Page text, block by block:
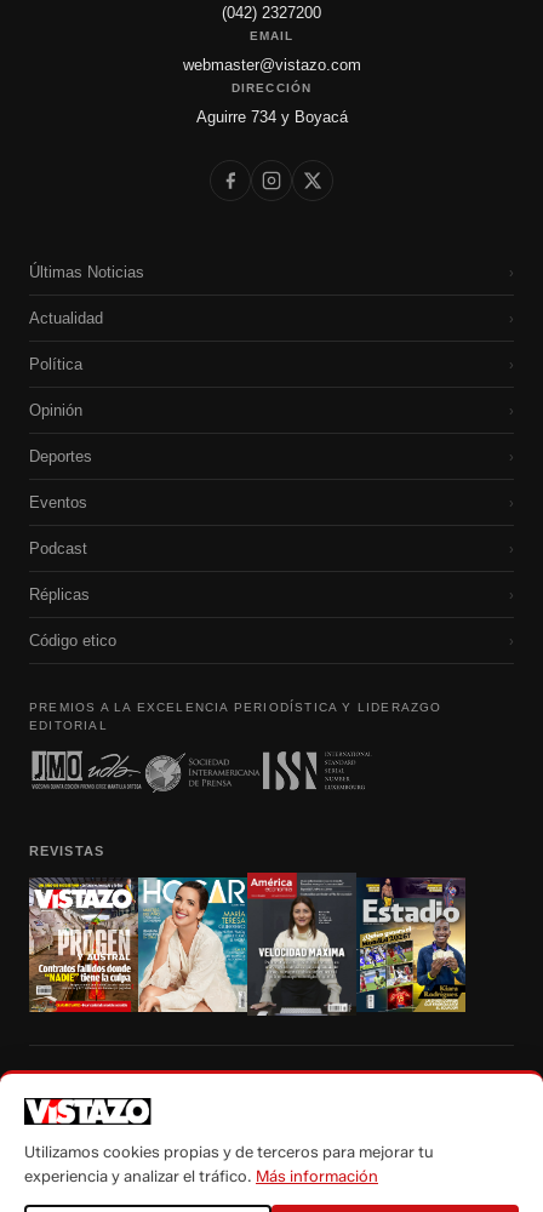
(042) 2327200
EMAIL
webmaster@vistazo.com
DIRECCIÓN
Aguirre 734 y Boyacá
Últimas Noticias ›
Actualidad ›
Política ›
Opinión ›
Deportes ›
Eventos ›
Podcast ›
Réplicas ›
Código etico ›
PREMIOS A LA EXCELENCIA PERIODÍSTICA Y LIDERAZGO
EDITORIAL
REVISTAS
autorización escrita de su titular, de todos los contenidos de Vistazo.com.
Utilizamos cookies propias y de terceros para mejorar tu
experiencia y analizar el tráfico. Más información